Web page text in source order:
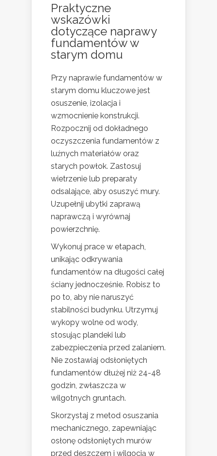
Praktyczne
wskazówki
dotyczące naprawy
fundamentów w
starym domu
Przy naprawie fundamentów w
starym domu kluczowe jest
osuszenie, izolacja i
wzmocnienie konstrukcji.
Rozpocznij od dokładnego
oczyszczenia fundamentów z
luźnych materiałów oraz
starych powłok. Zastosuj
wietrzenie lub preparaty
odsalające, aby osuszyć mury.
Uzupełnij ubytki zaprawą
naprawczą i wyrównaj
powierzchnię.
Wykonuj prace w etapach,
unikając odkrywania
fundamentów na długości całej
ściany jednocześnie. Robisz to
po to, aby nie naruszyć
stabilności budynku. Utrzymuj
wykopy wolne od wody,
stosując plandeki lub
zabezpieczenia przed zalaniem.
Nie zostawiaj odsłoniętych
fundamentów dłużej niż 24-48
godzin, zwłaszcza w
wilgotnych gruntach.
Skorzystaj z metod osuszania
mechanicznego, zapewniając
osłonę odsłoniętych murów
przed deszczem i wilgocią w